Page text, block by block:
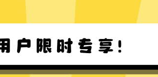
Mac下载